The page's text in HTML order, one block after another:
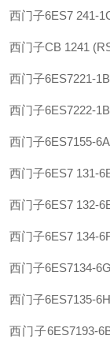
西门子6ES7 241-
西门子CB 1241
西门子6ES7221-
西门子6ES7222-
西门子6ES7155-
西门子6ES7 131-
西门子6ES7 132-
西门子6ES7 134-
西门子6ES7134-
西门子6ES7135-
西门子6ES7193-